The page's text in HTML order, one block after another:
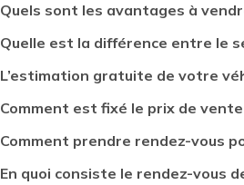
Quels sont les avantages à
Quelle est la différence entre le
L’estimation gratuite de votre
Comment est fixé le prix de vente
Comment prendre rendez-vous
En quoi consiste le rendez-vous